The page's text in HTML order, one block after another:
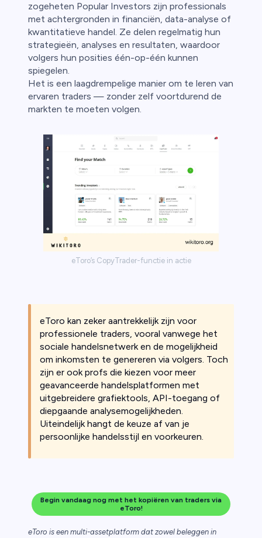
zogeheten Popular Investors zijn professionals
met achtergronden in financiën, data-analyse of
kwantitatieve handel. Ze delen regelmatig hun
strategieën, analyses en resultaten, waardoor
volgers hun posities één-op-één kunnen
spiegelen.
Het is een laagdrempelige manier om te leren van
ervaren traders — zonder zelf voortdurend de
markten te moeten volgen.
eToro’s CopyTrader-functie in actie
eToro kan zeker aantrekkelijk zijn voor
professionele traders, vooral vanwege het
sociale handelsnetwerk en de mogelijkheid
om inkomsten te genereren via volgers. Toch
zijn er ook profs die kiezen voor meer
geavanceerde handelsplatformen met
uitgebreidere grafiektools, API-toegang of
diepgaande analysemogelijkheden.
Uiteindelijk hangt de keuze af van je
persoonlijke handelsstijl en voorkeuren.
Begin vandaag nog met het kopiëren van traders via
eToro!
eToro is een multi-assetplatform dat zowel beleggen in